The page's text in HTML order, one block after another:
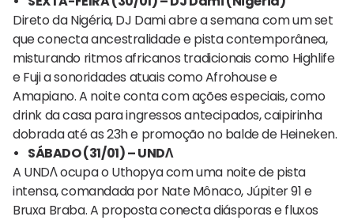
Direto da Nigéria, DJ Dami abre a semana com um set
que conecta ancestralidade e pista contemporânea,
misturando ritmos africanos tradicionais como Highlife
e Fuji a sonoridades atuais como Afrohouse e
Amapiano. A noite conta com ações especiais, como
drink da casa para ingressos antecipados, caipirinha
dobrada até as 23h e promoção no balde de Heineken.
• SÁBADO (31/01) – UNDΛ
A UNDΛ ocupa o Uthopya com uma noite de pista
intensa, comandada por Nate Mônaco, Júpiter 91 e
Bruxa Braba. A proposta conecta diásporas e fluxos